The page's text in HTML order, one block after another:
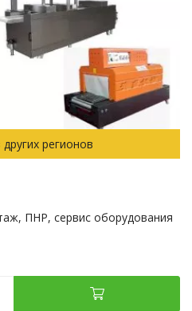
регионов
ПНР, сервис оборудования